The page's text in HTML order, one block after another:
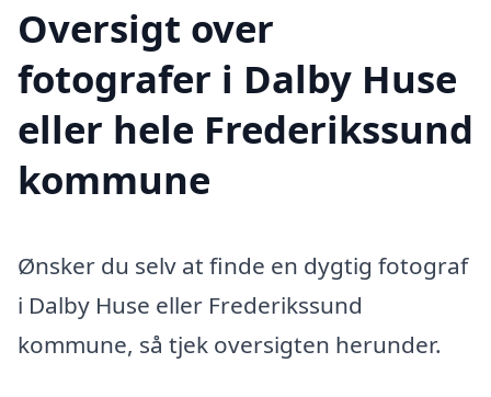
Oversigt over
fotografer i Dalby Huse
eller hele Frederikssund
kommune
Ønsker du selv at finde en dygtig fotograf
i Dalby Huse eller Frederikssund
kommune, så tjek oversigten herunder.